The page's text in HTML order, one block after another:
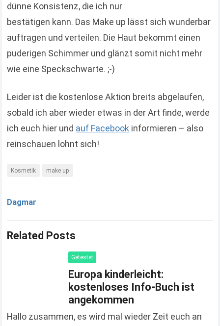
dünne Konsistenz, die ich nur
bestätigen kann. Das Make up lässt sich wunderbar
auftragen und verteilen. Die Haut bekommt einen
puderigen Schimmer und glänzt somit nicht mehr
wie eine Speckschwarte. ;-)
Leider ist die kostenlose Aktion breits abgelaufen,
sobald ich aber wieder etwas in der Art finde, werde
ich euch hier und auf Facebook informieren – also
reinschauen lohnt sich!
Kosmetik make up
Dagmar
Related Posts
Getestet
Europa kinderleicht:
kostenloses Info-Buch ist
angekommen
Hallo zusammen, es wird mal wieder Zeit euch an